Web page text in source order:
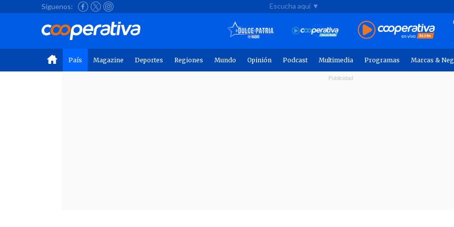
Síguenos: Escucha aquí ▼
País Magazine Deportes Regiones Mundo Opinión Podcast Multimedia Programas Marcas &